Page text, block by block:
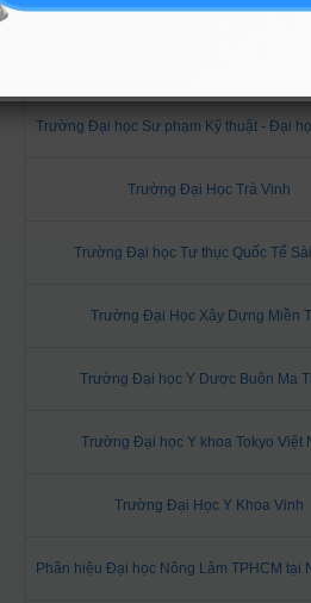
Trường Đại học Sư phạm Kỹ thuật - Đại
Trường Đại Học Trà Vinh
Trường Đại học Tư thục Quốc Tế
Trường Đại Học Xây Dựng Miền
Trường Đại học Y Dược Buôn Ma
Trường Đại học Y khoa Tokyo Việt
Trường Đại Học Y Khoa Vinh
Phân hiệu Đại học Nông Lâm TPHCM tại